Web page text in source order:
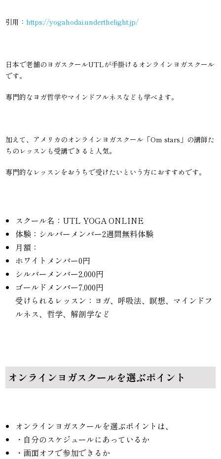
引用：https://yogahodai.underthelight.jp/
日本で老舗のヨガスクールUTLが手掛けるオンラインヨガスクール
です。
専門的なヨガ哲学やマインドフルネスなども学べます。
加えて、アメリカのオンラインヨガスクール「Om stars」の講師た
ちのレッスンも受講できると人気。
専門的なレッスンをおうちで受けたいという方におすすめです。
スクール名：UTL YOGA ONLINE
体験：シルバーメンバー2週間無料体験
月額：
ホワイトメンバー0円
シルバーメンバー2,000円
ゴールドメンバー7,000円
受けられるレッスン：ヨガ、呼吸法、瞑想、マインドフ
ルネス、哲学、解剖学など
オンラインヨガスクールを選ぶポイント
オンラインヨガスクールを選ぶポイントは、
・自分のスケジュールにあっているか
・画面オフで参加できるか